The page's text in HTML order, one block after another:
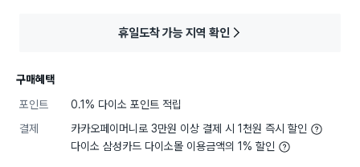
휴일도착 가능 지역 확인
구매혜택
포인트
0.1% 다이소 포인트 적립
결제
카카오페이머니로 3만원 이상 결제 시 1천원 즉시 할인
다이소 삼성카드 다이소몰 이용금액의 1% 할인